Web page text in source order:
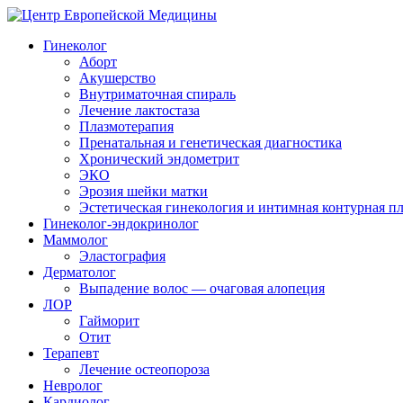
Гинеколог
Аборт
Акушерство
Внутриматочная спираль
Лечение лактостаза
Плазмотерапия
Пренатальная и генетическая диагностика
Хронический эндометрит
ЭКО
Эрозия шейки матки
Эстетическая гинекология и интимная контурная
Гинеколог-эндокринолог
Маммолог
Эластография
Дерматолог
Выпадение волос — очаговая алопеция
ЛОР
Гайморит
Отит
Терапевт
Лечение остеопороза
Невролог